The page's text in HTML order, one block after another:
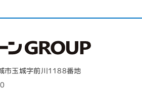
玉城字前川1188番地